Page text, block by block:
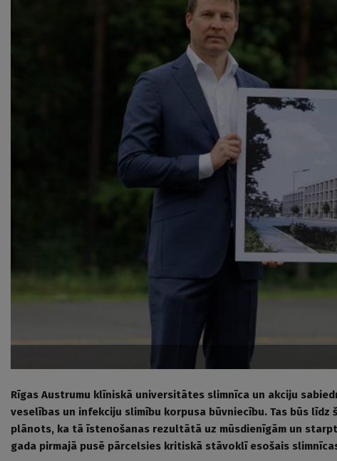
Rīgas Austrumu klīniskā universitātes slimnīca un akciju
veselības un infekciju slimību korpusa būvniecību. Tas būs
plānots, ka tā īstenošanas rezultātā uz mūsdienīgām un
gada pirmajā pusē pārcelsies kritiskā stāvoklī esošais